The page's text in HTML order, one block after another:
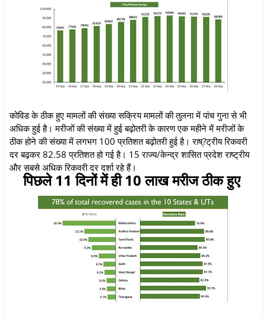
कोविड के ठीक हुए मामलों की संख्या सक्रिय मामलों की तुलना में पांच गुना से भी
अधिक हुई है। मरीजों की संख्या में हुई बढ़ोतरी के कारण एक महीने में मरीजों के
ठीक होने की संख्या में लगभग 100 प्रतिशत बढ़ोतरी हुई है। राष्?ट्रीय रिकवरी
दर बढ़कर 82.58 प्रतिशत हो गई है। 15 राज्य/केन्द्र शासित प्रदेश राष्ट्रीय
और सबसे अधिक रिकवरी दर दर्शा रहे हैं।
पिछले 11 दिनों में ही 10 लाख मरीज ठीक हुए